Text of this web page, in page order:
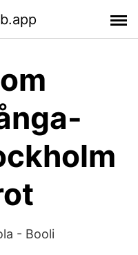
- Booli